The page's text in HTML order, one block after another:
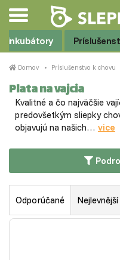
inkubátory
Domov Príslušenstvo k chovu
Plata na vajcia
Kvalitné a čo najväčšie
predovšetkým sliepky
objavujú na našich… vice
Odporúčané Nejlevnější